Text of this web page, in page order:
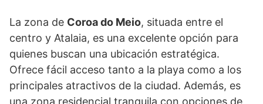
La zona de Coroa do Meio, situada entre el
centro y Atalaia, es una excelente opción para
quienes buscan una ubicación estratégica.
Ofrece fácil acceso tanto a la playa como a los
principales atractivos de la ciudad. Además, es